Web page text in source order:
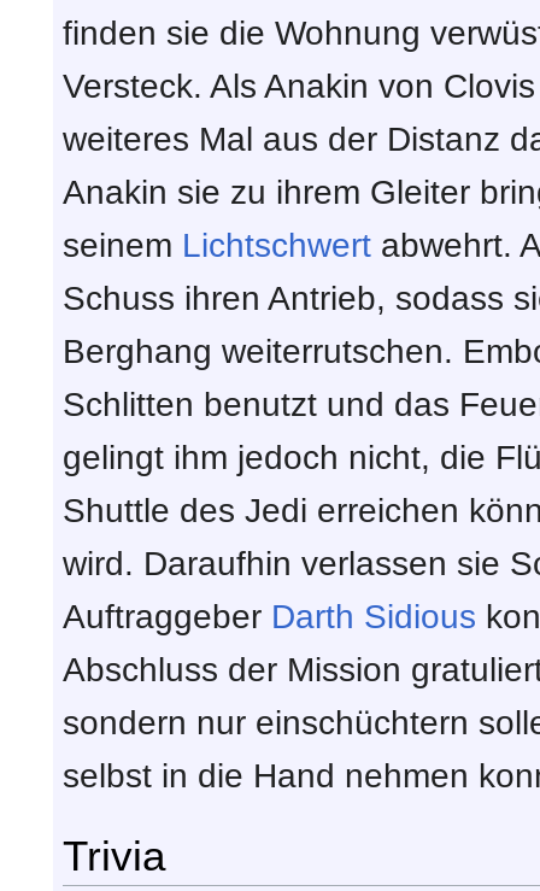
finden sie die Wohnung
Versteck. Als Anakin von
weiteres Mal aus der Distanz
Anakin sie zu ihrem Gleiter
seinem Lichtschwert abwehrt.
Schuss ihren Antrieb, sodass
Berghang weiterrutschen.
Schlitten benutzt und das
gelingt ihm jedoch nicht, die
Shuttle des Jedi erreichen
wird. Daraufhin verlassen sie
Auftraggeber Darth Sidious
Abschluss der Mission
sondern nur einschüchtern
selbst in die Hand nehmen
Trivia